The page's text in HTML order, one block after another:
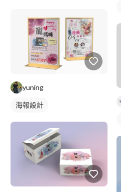
yuning
海報設計